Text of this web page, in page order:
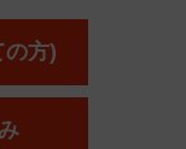
の方)